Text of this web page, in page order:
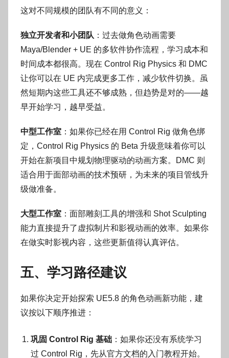
这对不同规模的团队有不同的意义：
独立开发者和小团队 ：过去做角色动画需要
Maya/Blender + UE 的多软件协作流程，学习成本和
时间成本都很高。现在 Control Rig Physics 和 DMC
让你可以在 UE 内完成更多工作，减少软件切换。虽
然短期内这些工具还不够成熟，但趋势是对的——越
早开始学习，越早受益。
中型工作室 ：如果你已经在用 Control Rig 做角色绑
定，Control Rig Physics 的 Beta 升级意味着你可以
开始在新项目中规划物理驱动的动画方案。DMC 则
适合用于面部动画的技术预研，为未来的项目管线升
级做准备。
大型工作室 ：面部雕刻工具的增强和 Shot Sculpting
能力直接提升了虚拟制片和影视动画的效率。如果你
在做实时影视内容，这些更新值得认真评估。
五、学习路径建议
如果你决定开始探索 UE5.8 的角色动画新功能，建
议按以下顺序推进：
巩固 Control Rig 基础 ：如果你还没有系统学习
过 Control Rig，先从官方文档的入门教程开始。